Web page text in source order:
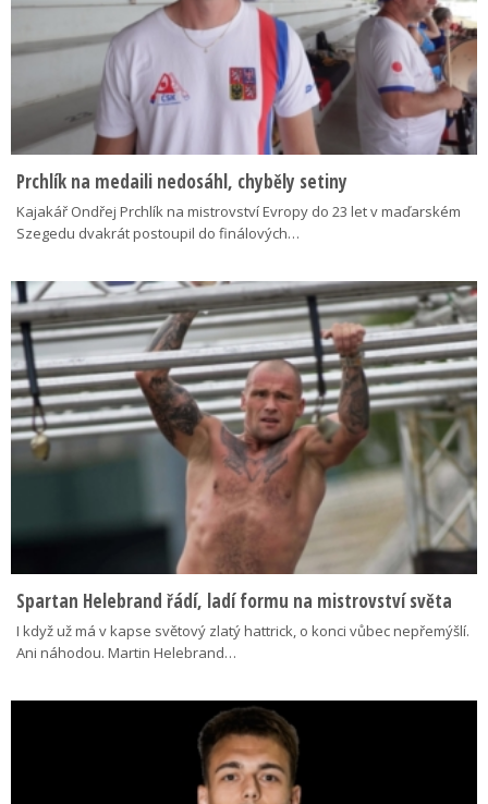
Prchlík na medaili nedosáhl, chyběly setiny
Kajakář Ondřej Prchlík na mistrovství Evropy do 23 let v maďarském
Szegedu dvakrát postoupil do finálových…
Spartan Helebrand řádí, ladí formu na mistrovství světa
I když už má v kapse světový zlatý hattrick, o konci vůbec nepřemýšlí.
Ani náhodou. Martin Helebrand…